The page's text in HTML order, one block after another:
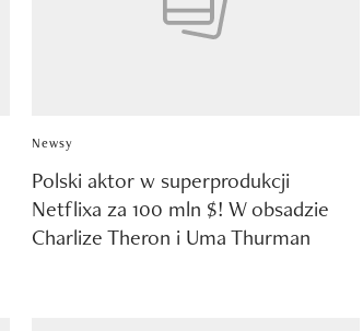
Newsy
Polski aktor w superprodukcji
Netflixa za 100 mln $! W obsadzie
Charlize Theron i Uma Thurman